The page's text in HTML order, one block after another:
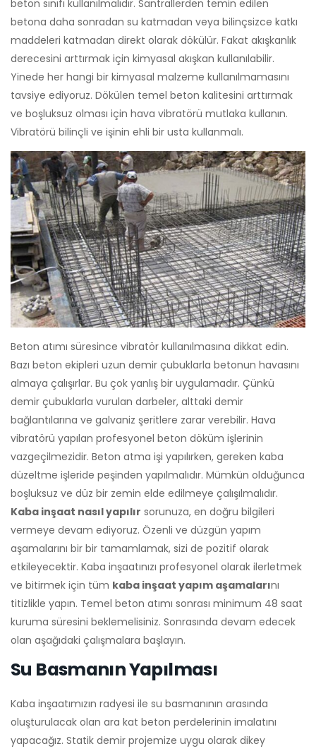
beton sınıfı kullanılmalıdır. Santrallerden temin edilen
betona daha sonradan su katmadan veya bilinçsizce katkı
maddeleri katmadan direkt olarak dökülür. Fakat akışkanlık
derecesini arttırmak için kimyasal akışkan kullanılabilir.
Yinede her hangi bir kimyasal malzeme kullanılmamasını
tavsiye ediyoruz. Dökülen temel beton kalitesini arttırmak
ve boşluksuz olması için hava vibratörü mutlaka kullanın.
Vibratörü bilinçli ve işinin ehli bir usta kullanmalı.
Beton atımı süresince vibratör kullanılmasına dikkat edin.
Bazı beton ekipleri uzun demir çubuklarla betonun havasını
almaya çalışırlar. Bu çok yanlış bir uygulamadır. Çünkü
demir çubuklarla vurulan darbeler, alttaki demir
bağlantılarına ve galvaniz şeritlere zarar verebilir. Hava
vibratörü yapılan profesyonel beton döküm işlerinin
vazgeçilmezidir. Beton atma işi yapılırken, gereken kaba
düzeltme işleride peşinden yapılmalıdır. Mümkün olduğunca
boşluksuz ve düz bir zemin elde edilmeye çalışılmalıdır.
Kaba inşaat nasıl yapılır sorunuza, en doğru bilgileri
vermeye devam ediyoruz. Özenli ve düzgün yapım
aşamalarını bir bir tamamlamak, sizi de pozitif olarak
etkileyecektir. Kaba inşaatınızı profesyonel olarak ilerletmek
ve bitirmek için tüm kaba inşaat yapım aşamalarını
titizlikle yapın. Temel beton atımı sonrası minimum 48 saat
kuruma süresini beklemelisiniz. Sonrasında devam edecek
olan aşağıdaki çalışmalara başlayın.
Su Basmanın Yapılması
Kaba inşaatımızın radyesi ile su basmanının arasında
oluşturulacak olan ara kat beton perdelerinin imalatını
yapacağız. Statik demir projemize uygu olarak dikey